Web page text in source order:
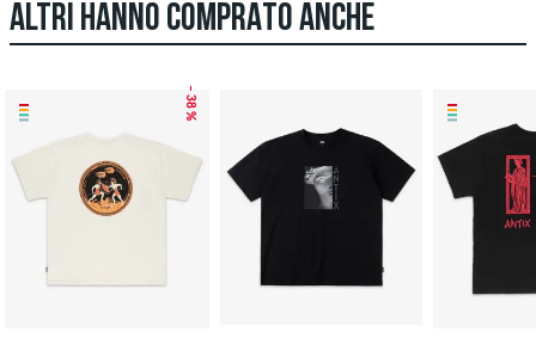
ALTRI HANNO COMPRATO ANCHE
– 38 %